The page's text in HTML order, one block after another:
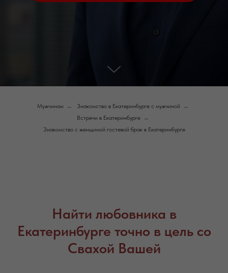
Мужчинам → Знакомство в Екатеринбурге с мужчиной →
Встречи в Екатеринбурге →
Знакомство с женщиной гостевой брак в Екатеринбурге
Найти любовника в
Екатеринбурге точно в цель со
Свахой Вашей